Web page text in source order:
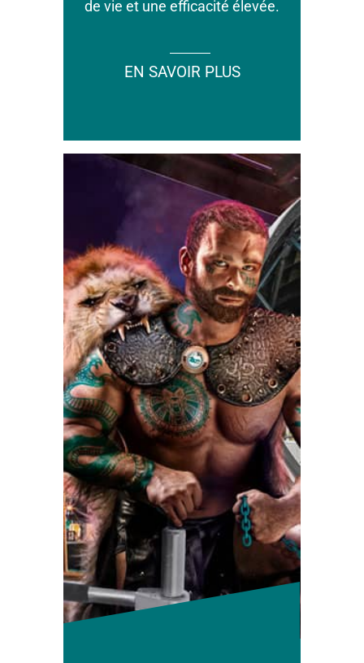
de vie et une efficacité élevée.
EN SAVOIR PLUS